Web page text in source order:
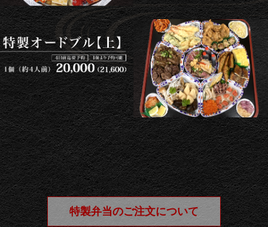
特製弁当のご注文について